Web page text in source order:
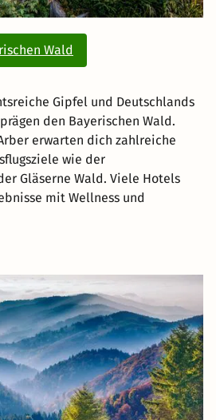
Wald
Gipfel und Deutschlands
den Bayerischen Wald.
erwarten dich zahlreiche
wie der
Gläserne Wald. Viele Hotels
mit Wellness und